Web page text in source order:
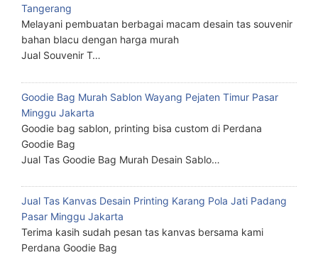
Tangerang
Melayani pembuatan berbagai macam desain tas souvenir
bahan blacu dengan harga murah
Jual Souvenir T…
Goodie Bag Murah Sablon Wayang Pejaten Timur Pasar
Minggu Jakarta
Goodie bag sablon, printing bisa custom di Perdana
Goodie Bag
Jual Tas Goodie Bag Murah Desain Sablo…
Jual Tas Kanvas Desain Printing Karang Pola Jati Padang
Pasar Minggu Jakarta
Terima kasih sudah pesan tas kanvas bersama kami
Perdana Goodie Bag